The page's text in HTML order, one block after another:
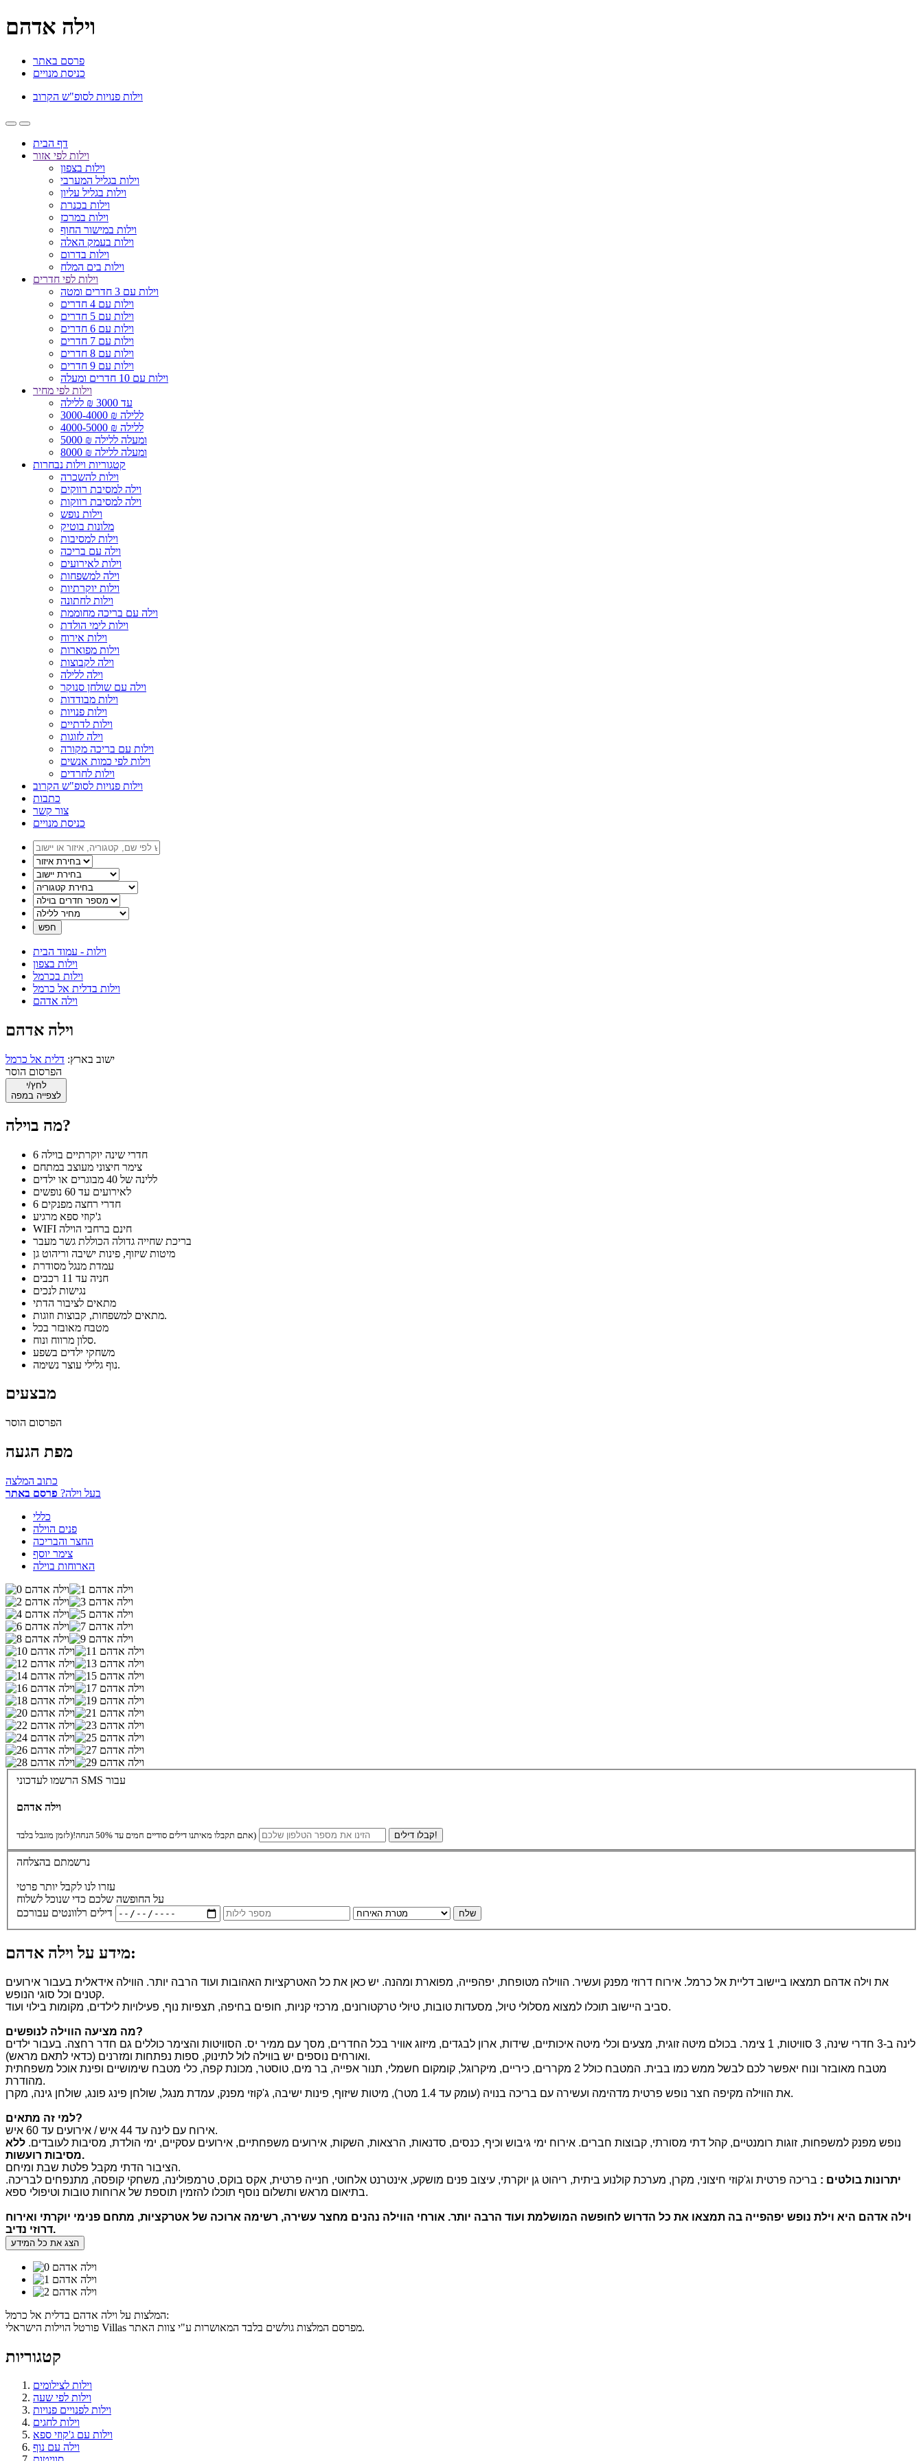
וילה אדהם
פרסם באתר
כניסת מנויים
וילות פנויות לסופ"ש הקרוב
דף הבית
וילות לפי אזור
וילות בצפון
וילות בגליל המערבי
וילות בגליל עליון
וילות בכנרת
וילות במרכז
וילות במישור החוף
וילות בעמק האלה
וילות בדרום
וילות בים המלח
וילות לפי חדרים
וילות עם 3 חדרים ומטה
וילות עם 4 חדרים
וילות עם 5 חדרים
וילות עם 6 חדרים
וילות עם 7 חדרים
וילות עם 8 חדרים
וילות עם 9 חדרים
וילות עם 10 חדרים ומעלה
וילות לפי מחיר
עד 3000 ₪ ללילה
3000-4000 ₪ ללילה
4000-5000 ₪ ללילה
5000 ₪ ומעלה ללילה
8000 ₪ ומעלה ללילה
קטגוריות וילות נבחרות
וילות להשכרה
וילה למסיבת רווקים
וילה למסיבת רווקות
וילות נופש
מלונות בוטיק
וילות למסיבות
וילה עם בריכה
וילות לאירועים
וילה למשפחות
וילות יוקרתיות
וילות לחתונה
וילה עם בריכה מחוממת
וילות לימי הולדת
וילות אירוח
וילות מפוארות
וילה לקבוצות
וילה ללילה
וילה עם שולחן סנוקר
וילות מבודדות
וילות פנויות
וילות לדתיים
וילה לזוגות
וילות עם בריכה מקורה
וילות לפי כמות אנשים
וילות לחרדים
וילות פנויות לסופ"ש הקרוב
כתבות
צור קשר
כניסת מנויים
וילות - עמוד הבית
וילות בצפון
וילות בכרמל
וילות בדלית אל כרמל
וילה אדהם
וילה אדהם
ישוב בארץ: דלית אל כרמל
הפרסום הוסר
לחץ/י
לצפייה במפה
מה בוילה?
6 חדרי שינה יוקרתיים בוילה
צימר חיצוני מעוצב במתחם
ללינה של 40 מבוגרים או ילדים
לאירועים עד 60 נופשים
6 חדרי רחצה מפנקים
ג'קוזי ספא מרגיע
WIFI חינם ברחבי הוילה
בריכת שחייה גדולה הכוללת גשר מעבר
מיטות שיזוף, פינות ישיבה וריהוט גן
עמדת מנגל מסודרת
חניה עד 11 רכבים
נגישות לנכים
מתאים לציבור הדתי
מתאים למשפחות, קבוצות וזוגות.
מטבח מאובזר בכל
סלון מרווח ונוח.
משחקי ילדים בשפע
נוף גלילי עוצר נשימה.
מבצעים
הפרסום הוסר
מפת הגעה
כתוב המלצה
בעל וילה? פרסם באתר
כללי
פנים הוילה
החצר והבריכה
צימר יוסף
הארוחות בוילה
הרשמו לעדכוני SMS עבור
וילה אדהם
אתם תקבלו מאיתנו דילים סודיים חמים עד 50% הנחה!(לזמן מוגבל בלבד) קבלו דילים!
נרשמתם בהצלחה
עזרו לנו לקבל יותר פרטי
על החופשה שלכם כדי שנוכל לשלוח
שלח
מידע על וילה אדהם:
את וילה אדהם תמצאו ביישוב דליית אל כרמל. אירוח דרוזי מפנק ועשיר. הווילה מטופחת, יפהפייה, מפוארת ומהנה. יש כאן את כל האטרקציות האהובות ועוד הרבה יותר. הווילה אידאלית בעבור אירועים
קטנים וכל סוגי הנופש.
סביב היישוב תוכלו למצוא מסלולי טיול, מסעדות טובות, טיולי טרקטורונים, מרכזי קניות, חופים בחיפה, תצפיות נוף, פעילויות לילדים, מקומות בילוי ועוד.
מה מציעה הווילה לנופשים?
לינה ב-3 חדרי שינה, 3 סוויטות, 1 צימר. בכולם מיטה זוגית, מצעים וכלי מיטה איכותיים, שידות, ארון לבגדים, מיזוג אוויר בכל החדרים, מסך עם ממיר יס. הסוויטות והצימר כוללים גם חדר רחצה. בעבור ילדים
ואורחים נוספים יש בווילה לול לתינוק, ספות נפתחות ומזרנים (כדאי לתאם מראש).
מטבח מאובזר ונוח יאפשר לכם לבשל ממש כמו בבית. המטבח כולל 2 מקררים, כיריים, מיקרוגל, קומקום חשמלי, תנור אפייה, בר מים, טוסטר, מכונת קפה, כלי מטבח שימושיים ופינת אוכל משפחתית
מהודרת.
את הווילה מקיפה חצר נופש פרטית מדהימה ועשירה עם בריכה בנויה (עומק עד 1.4 מטר), מיטות שיזוף, פינות ישיבה, ג'קוזי מפנק, עמדת מנגל, שולחן פינג פונג, שולחן גינה, מקרן.
למי זה מתאים?
אירוח עם לינה עד 44 איש / אירועים עד 60 איש.
נופש מפנק למשפחות, זוגות רומנטיים, קהל דתי מסורתי, קבוצות חברים. אירוח ימי גיבוש וכיף, כנסים, סדנאות, הרצאות, השקות, אירועים משפחתיים, אירועים עסקיים, ימי הולדת, מסיבות לעובדים. ללא
מסיבות רועשות.
הציבור הדתי מקבל פלטת שבת ומיחם.
יתרונות בולטים : בריכה פרטית וג'קוזי חיצוני, מקרן, מערכת קולנוע ביתית, ריהוט גן יוקרתי, עיצוב פנים מושקע, אינטרנט אלחוטי, חנייה פרטית, אקס בוקס, טרמפולינה, משחקי קופסה, מתנפחים לבריכה.
בתיאום מראש ותשלום נוסף תוכלו להזמין תוספת של ארוחות טובות וטיפולי ספא.
וילה אדהם היא וילת נופש יפהפייה בה תמצאו את כל הדרוש לחופשה המושלמת ועוד הרבה יותר. אורחי הווילה נהנים מחצר עשירה, רשימה ארוכה של אטרקציות, מתחם פנימי יוקרתי ואירוח
דרוזי נדיב.
הצג את כל המידע
המלצות על וילה אדהם בדלית אל כרמל:
פורטל הוילות הישראלי Villas מפרסם המלצות גולשים בלבד המאושרות ע"י צוות האתר.
קטגוריות
וילות לצילומים
וילות לפי שעה
וילות לפנויים פנויות
וילות לחגים
וילות עם ג'קוזי ספא
וילה עם נוף